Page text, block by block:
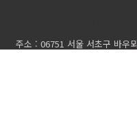
주소 : 06751 서울 서초구 바우